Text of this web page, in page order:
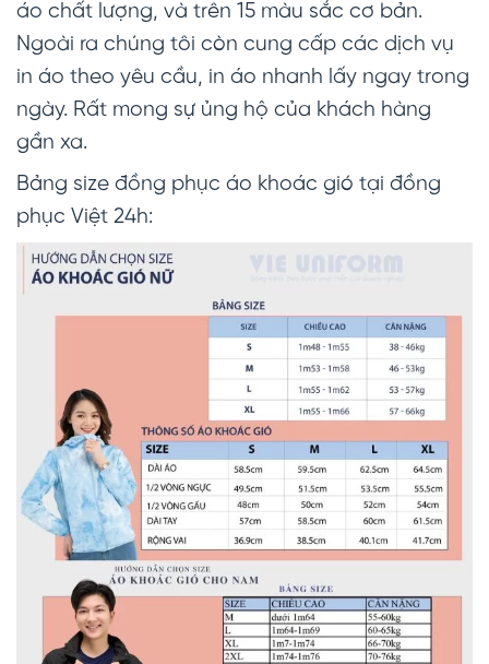
áo chất lượng, và trên 15 màu sắc cơ bản.
Ngoài ra chúng tôi còn cung cấp các dịch vụ
in áo theo yêu cầu, in áo nhanh lấy ngay trong
ngày. Rất mong sự ủng hộ của khách hàng
gần xa.
Bảng size đồng phục áo khoác gió tại đồng
phục Việt 24h: